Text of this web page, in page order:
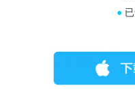
●